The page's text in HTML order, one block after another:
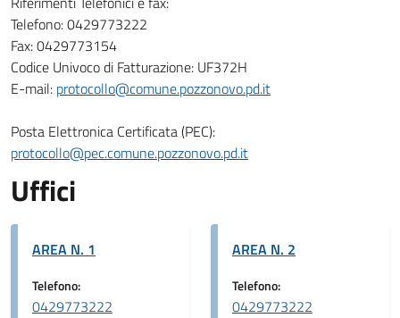
Telefono: 0429773222
Fax: 0429773154
Codice Univoco di Fatturazione: UF372H
E-mail: protocollo@comune.pozzonovo.pd.it
Posta Elettronica Certificata (PEC):
protocollo@pec.comune.pozzonovo.pd.it
Uffici
AREA N. 1
Telefono:
0429773222
AREA N. 2
Telefono:
0429773222